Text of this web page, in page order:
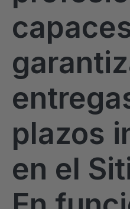
plazos
en el